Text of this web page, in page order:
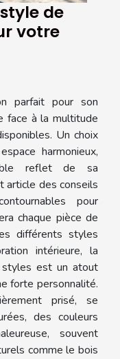
de
votre
parfait pour son
face à la multitude
Un choix
harmonieux,
reflet de sa
article des conseils
pour
chaque pièce de
différents styles
intérieure, la
est un atout
forte personnalité.
prisé, se
des couleurs
souvent
comme le bois